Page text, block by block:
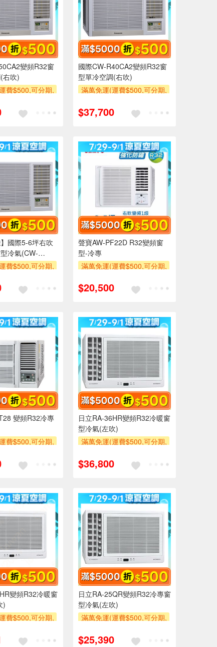
變頻R32窗
右吹)
費$500,可分期,
期以上分期0利
國際CW-R40CA2變頻R32窗
型單冷空調(右吹)
滿萬免運(運費$500,可分期,
萬元及使用6期以上分期0利
$37,700
】國際5-6坪右吹
冷氣(CW-
費$500,可分期,
期以上分期0利
聲寶AW-PF22D R32變頻窗
型-冷專
滿萬免運(運費$500,可分期,
萬元及使用6期以上分期0利
$20,500
變頻R32冷專
費$500,可分期,
期以上分期0利
日立RA-36HR變頻R32冷暖窗
型冷氣(左吹)
滿萬免運(運費$500,可分期,
萬元及使用6期以上分期0利
$36,800
變頻R32冷暖窗
)
費$500,可分期,
另計,單品未滿1
期以上分期0利
日立RA-25QR變頻R32冷專窗
型冷氣(左吹)
滿萬免運(運費$500,可分期,
萬元及使用6期以上分期0利
$25,390